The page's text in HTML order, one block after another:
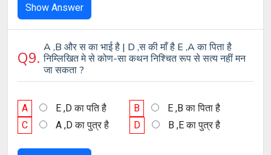
Show Answer
Q9.
A ,B और स का भाई है | D ,स की माँ है E ,A का पिता है
निम्लिखित मे से कोण-सा कथन निश्चित रूप से सत्य नहीं मन
जा सकता ?
A E ,D का पति है B
E ,B का पिता है
C
A ,D का पुत्र है D B ,E का पुत्र है